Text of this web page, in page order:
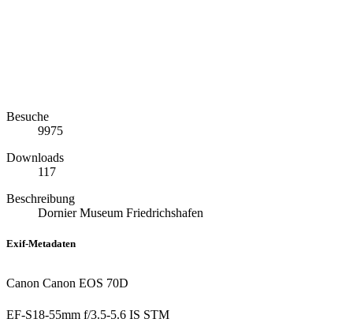
Besuche
9975
Downloads
117
Beschreibung
Dornier Museum Friedrichshafen
Exif-Metadaten
Canon Canon EOS 70D
EF-S18-55mm f/3.5-5.6 IS STM